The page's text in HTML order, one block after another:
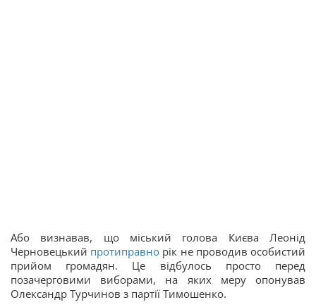
Або визнавав, що міський голова Києва Леонід
Черновецький протиправно рік не проводив особистий
прийом громадян. Це відбулось просто перед
позачерговими виборами, на яких меру опонував
Олександр Турчинов з партії Тимошенко.